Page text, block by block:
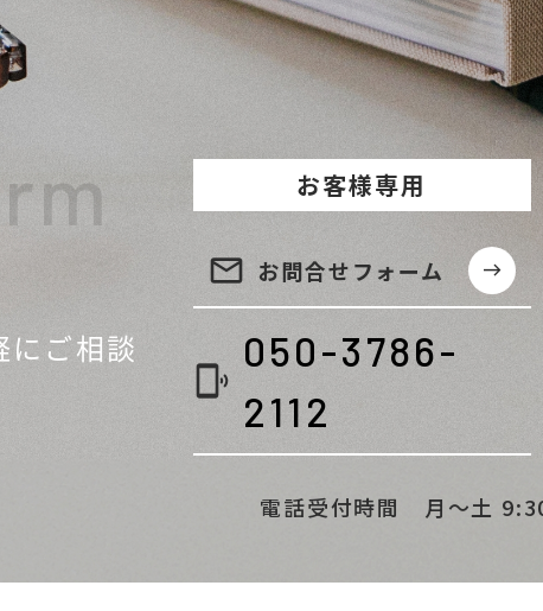
に ご相談
お客様専用
email お問合せフォーム east
phonelink_ring
050-3786-
2112
電話受付時間 月～土